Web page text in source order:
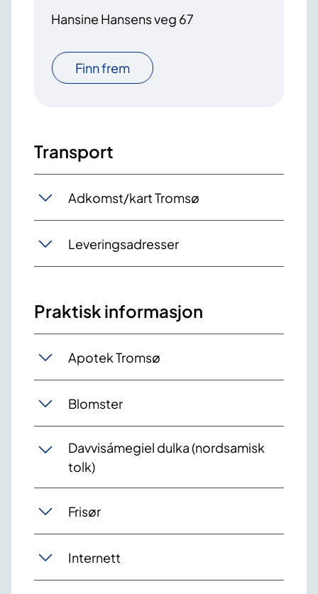
Hansine Hansens veg 67
Finn frem
Transport
Adkomst/kart Tromsø
Leveringsadresser
Praktisk informasjon
Apotek Tromsø
Blomster
Davvisámegiel dulka (nordsamisk
tolk)
Frisør
Internett